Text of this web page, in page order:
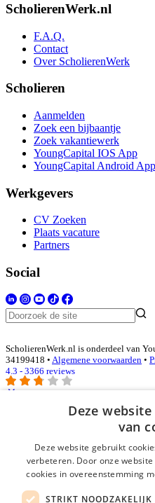
ScholierenWerk.nl
F.A.Q.
Contact
Over ScholierenWerk
Scholieren
Aanmelden
Zoek een bijbaantje
Zoek vakantiewerk
YoungCapital IOS App
YoungCapital Android App
Werkgevers
CV Zoeken
Plaats vacature
Partners
Social
ScholierenWerk.nl is onderdeel van
34199418 • Algemene voorwaarden •
4.3 - 3366 reviews
E-mail*
Wachtwoord
Deze
van
Deze website gebruikt
verbeteren. Door onze
cookies in overeenstemming
STRIKT NOODZAKELIJK